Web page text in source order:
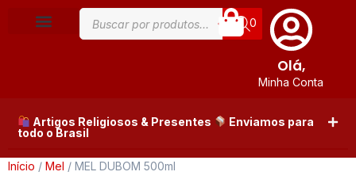
Olá,
Minha Conta
0
Artigos Religiosos & Presentes
Enviamos para
todo o Brasil
Início / Mel / MEL DUBOM 500ml